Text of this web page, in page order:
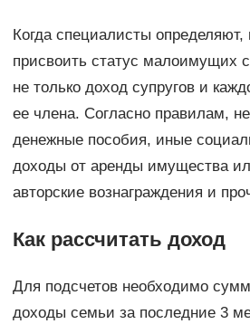
Когда специалисты
присвоить статус малоимущих
не только доход супругов и
ее члена. Согласно правилам,
денежные пособия, иные
доходы от аренды имущества
авторские вознаграждения и
Как рассчитать доход
Для подсчетов необходимо
доходы семьи за последние 3